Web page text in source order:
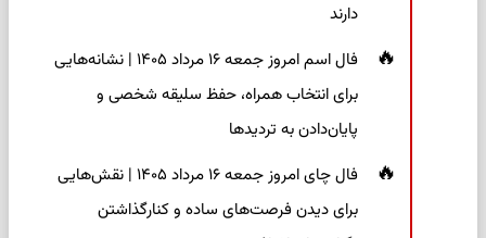
دارند
فال اسم امروز جمعه ۱۶ مرداد ۱۴۰۵ | نشانه‌هایی
برای انتخاب همراه، حفظ سلیقه شخصی و
پایان‌دادن به تردیدها
فال چای امروز جمعه ۱۶ مرداد ۱۴۰۵ | نقش‌هایی
برای دیدن فرصت‌های ساده و کنارگذاشتن